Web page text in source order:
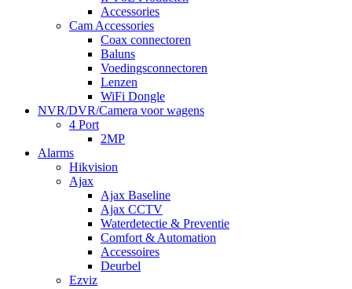
Accessories
Cam Accessories
Coax connectoren
Baluns
Voedingsconnectoren
Lenzen
WiFi Dongle
NVR/DVR/Camera voor wagens
4 Port
2MP
Alarms
Hikvision
Ajax
Ajax Baseline
Ajax CCTV
Waterdetectie & Preventie
Comfort & Automation
Accessoires
Deurbel
Ezviz